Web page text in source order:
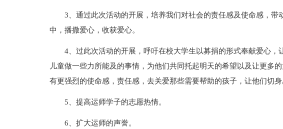
3、通过此次活动的开展，培养我们对社会的责任感及使命感，带
中，播撒爱心，收获爱心。
4、过此次活动的开展，呼吁在校大学生以募捐的形式奉献爱心，
儿童做一些力所能及的事情，为他们共同托起明天的希望以及让更多
有更强烈的使命感，责任感，去关爱那些需要帮助的孩子，让他们切
5、提高运师学子的志愿热情。
6、扩大运师的声誉。